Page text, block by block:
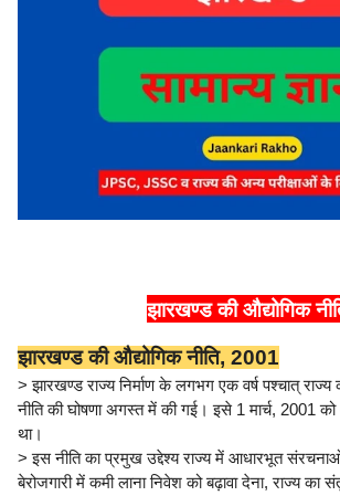
झारखण्ड की औद्योगिक
झारखण्ड की औद्योगिक नीति, 2001
> झारखण्ड राज्य निर्माण के लगभग एक वर्ष पश्चात्
नीति की घोषणा अगस्त में की गई। इसे 1 मार्च, 2001
था।
> इस नीति का प्रमुख उद्देश्य राज्य में आधारभूत संरचनाओं
बेरोजगारी में कमी लाना निवेश को बढ़ावा देना, राज्य का